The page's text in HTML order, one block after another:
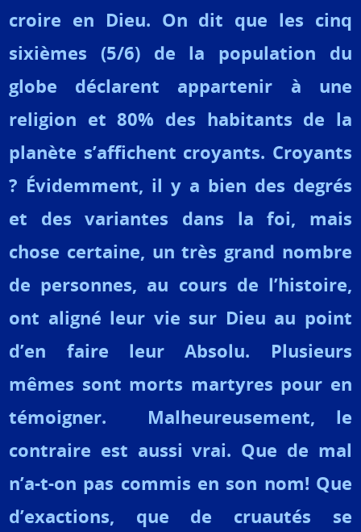
croire en Dieu. On dit que les cinq
sixièmes (5/6) de la population du
globe déclarent appartenir à une
religion et 80% des habitants de la
planète s’affichent croyants. Croyants
? Évidemment, il y a bien des degrés
et des variantes dans la foi, mais
chose certaine, un très grand nombre
de personnes, au cours de l’histoire,
ont aligné leur vie sur Dieu au point
d’en faire leur Absolu. Plusieurs
mêmes sont morts martyres pour en
témoigner. Malheureusement, le
contraire est aussi vrai. Que de mal
n’a-t-on pas commis en son nom! Que
d’exactions, que de cruautés se